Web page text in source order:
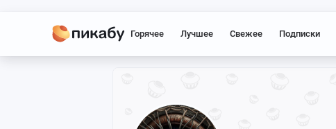
Горячее Лучшее Свежее Подписки